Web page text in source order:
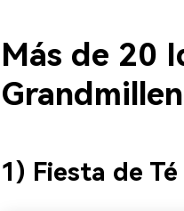
Más de 20
1) Fiesta de